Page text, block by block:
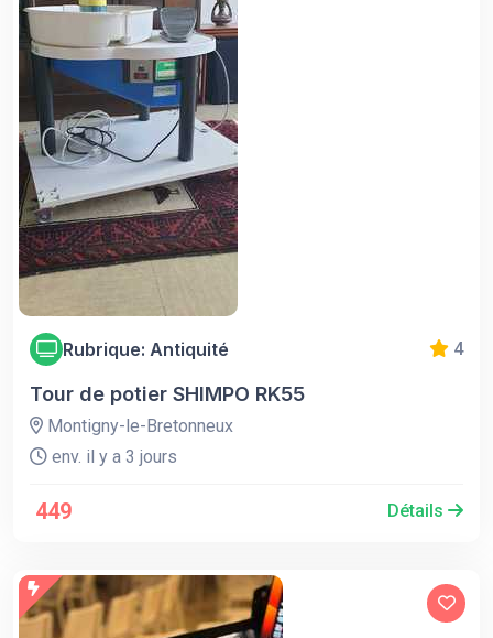
Rubrique: Antiquité 4
Tour de potier SHIMPO RK55
Montigny-le-Bretonneux
env. il y a 3 jours
449 Détails